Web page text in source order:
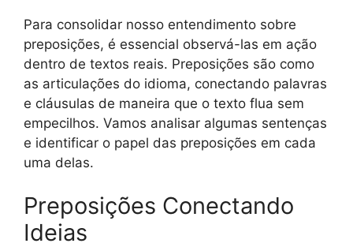
Para consolidar nosso entendimento sobre
preposições, é essencial observá-las em ação
dentro de textos reais. Preposições são como
as articulações do idioma, conectando palavras
e cláusulas de maneira que o texto flua sem
empecilhos. Vamos analisar algumas sentenças
e identificar o papel das preposições em cada
uma delas.
Preposições Conectando
Ideias